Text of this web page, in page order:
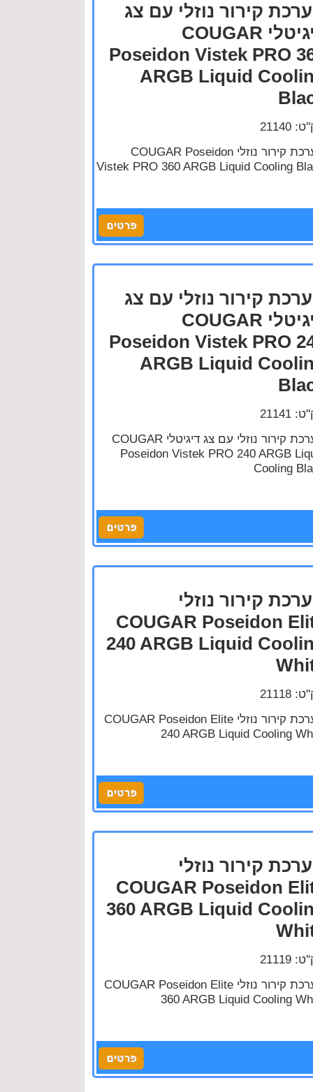
קירור נוזלי עם צג
דיגיטלי COUGAR
Poseidon Vistek PRO
ARGB Liquid
מערכת קירור נוזלי COUGAR Poseidon
Vistek PRO 360 ARGB Liquid Cooling
קירור נוזלי עם צג
דיגיטלי COUGAR
Poseidon Vistek PRO
ARGB Liquid
מערכת קירור נוזלי עם צג דיגיטלי COUGAR
Poseidon Vistek PRO 240 ARGB
Cooling
קירור נוזלי
COUGAR Poseidon
240 ARGB Liquid
מערכת קירור נוזלי COUGAR Poseidon Elite
240 ARGB Liquid Cooling
קירור נוזלי
COUGAR Poseidon
360 ARGB Liquid
מערכת קירור נוזלי COUGAR Poseidon Elite
360 ARGB Liquid Cooling